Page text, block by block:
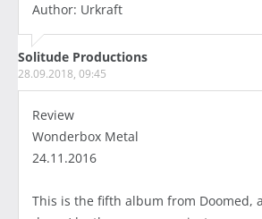
Author: Urkraft
Solitude Productions
28.09.2018, 09:45
Review
Wonderbox Metal
24.11.2016
This is the fifth album from Doomed,